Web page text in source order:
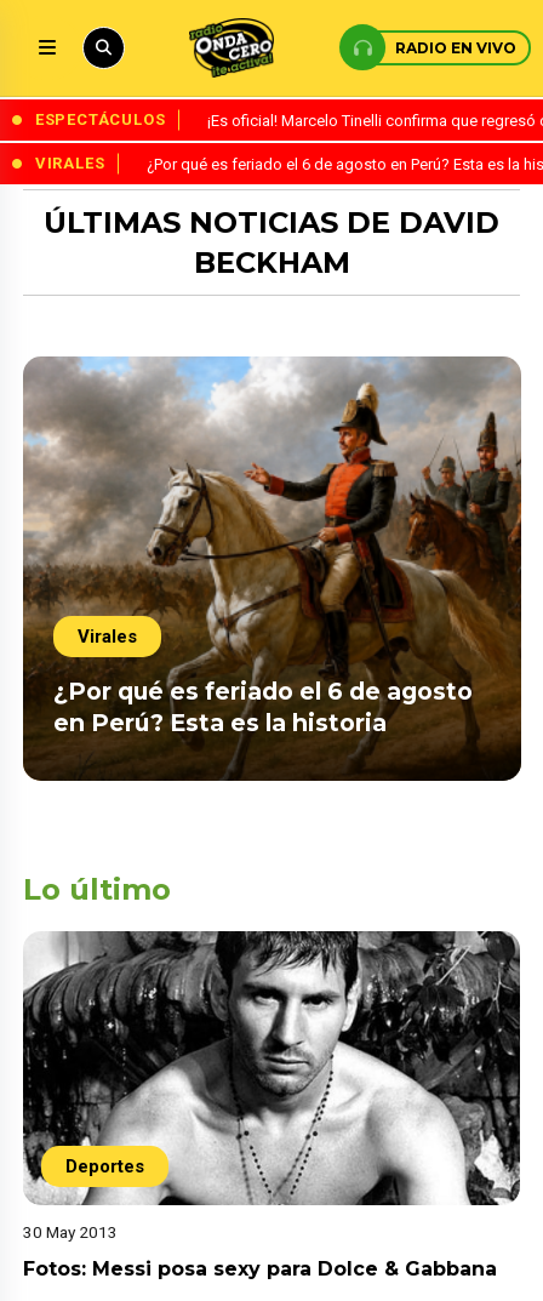
RADIO EN VIVO
ESPECTÁCULOS ¡Es oficial! Marcelo Tinelli confirma que
VIRALES ¿Por qué es feriado el 6 de agosto en Perú? Esta es la
ÚLTIMAS NOTICIAS DE DAVID
BECKHAM
Virales
¿Por qué es feriado el 6 de agosto
en Perú? Esta es la historia
Lo último
Deportes
30 May 2013
Fotos: Messi posa sexy para Dolce & Gabbana